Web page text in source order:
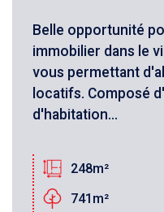
Belle opportunité
immobilier dans le
vous permettant
locatifs. Composé
d'habitation...
248m²
741m²